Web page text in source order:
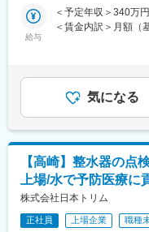
変更の範囲：本文参
登用となり、業界ト
して安定就業が可能
最新のIoT技術に注
れていた薬剤管理を
可能にしました。当
ない医療現場の安心
しています。
◆高いシェアを持つ
調剤というニッチな
品が多数あります。
顧客からいかにシェ
す。
長です。予防医療
います。
【営業スタイル】
代理店担当者に同行
売、勉強会や展示会
トレーナーがつき同
して業務を頂けます
【求人ポイント◎】
■営業経験者の方に
経験から入社された
給与
＜予定年収＞340万
＜賃金内訳＞月額（
給与補足＞■想定年
固定残業代を含みま
昇給年１回■賞与：
定■実績に応じてイ
安の金額であり、選
(月額)は固定手当を
気になる
【高崎】整水器の点
上場/水で予防医療
株式会社日本トリム
正社員 上場企業 職種